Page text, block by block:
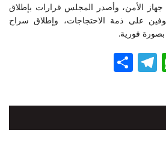
جهاز الأمن، وأصدر المجلس قرارات بإطلاق
على ذمة الاحتجاجات، وإطلاق سراح
فورية.
WhatsApp
Telegram